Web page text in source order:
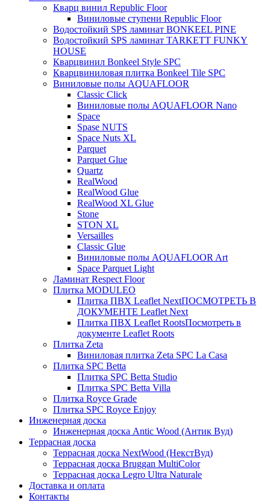
Кварц винил Republic Floor
Виниловые ступени Republic Floor
Водостойкий SPS ламинат BONKEEL PINE
Водостойкий SPS ламинат TARKETT FUNKY
HOUSE
Кварцвинил Bonkeel Style SPC
Кварцвиниловая плитка Bonkeel Tile SPC
Виниловые полы AQUAFLOOR
Classic Click
Виниловые полы AQUAFLOOR Nano
Space
Spase NUTS
Space Nuts XL
Parquet
Parquet Glue
Quartz
RealWood
RealWood Glue
RealWood XL Glue
Stone
STON XL
Versailles
Classic Glue
Виниловые полы AQUAFLOOR Art
Space Parquet Light
Ламинат Respect Floor
Плитка MODULEO
Плитка ПВХ Leaflet NextПОСМОТРЕТЬ В
ДОКУМЕНТЕ Leaflet Next
Плитка ПВХ Leaflet RootsПосмотреть в
документе Leaflet Roots
Плитка Zeta
Виниловая плитка Zeta SPC La Casa
Плитка SPC Betta
Плитка SPC Betta Studio
Плитка SPC Betta Villa
Плитка Royce Grade
Плитка SPC Royce Enjoy
Инженерная доска
Инженерная доска Antic Wood (Антик Вуд)
Террасная доска
Террасная доска NextWood (НекстВуд)
Террасная доска Bruggan MultiColor
Террасная доска Legro Ultra Naturale
Доставка и оплата
Контакты